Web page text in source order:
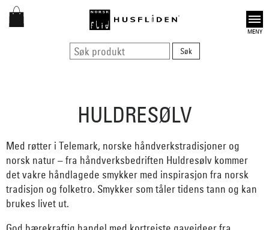
Open
HULDRESØLV
Med røtter i Telemark, norske håndverkstradisjoner og
norsk natur – fra håndverksbedriften Huldresølv kommer
det vakre håndlagede smykker med inspirasjon fra norsk
tradisjon og folketro. Smykker som tåler tidens tann og kan
brukes livet ut.